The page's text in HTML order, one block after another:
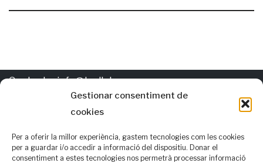
Gestionar consentiment de
cookies
Per a oferir la millor experiència, gastem tecnologies com les cookies
per a guardar i/o accedir a informació del dispositiu. Donar el
consentiment a estes tecnologies nos permetrà processar informació
Contacte:info@trellat.org
cookies
Els autors d'esta pàgina gasten per al valencià les normatives
AVL i RACV i, també, opcions alternatives que consideren que